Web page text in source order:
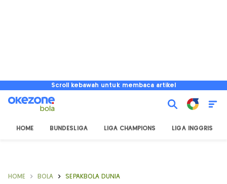
Scroll kebawah untuk membaca artikel
HOME BUNDESLIGA LIGA CHAMPIONS LIGA INGGRIS
HOME BOLA SEPAKBOLA DUNIA